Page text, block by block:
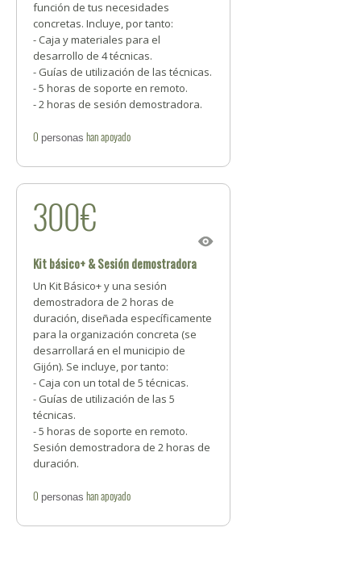
función de tus necesidades
concretas. Incluye, por tanto:
- Caja y materiales para el
desarrollo de 4 técnicas.
- Guías de utilización de las técnicas.
- 5 horas de soporte en remoto.
- 2 horas de sesión demostradora.
0 personas han apoyado
300€
Kit básico+ & Sesión demostradora
Un Kit Básico+ y una sesión
demostradora de 2 horas de
duración, diseñada específicamente
para la organización concreta (se
desarrollará en el municipio de
Gijón). Se incluye, por tanto:
- Caja con un total de 5 técnicas.
- Guías de utilización de las 5
técnicas.
- 5 horas de soporte en remoto.
Sesión demostradora de 2 horas de
duración.
0 personas han apoyado